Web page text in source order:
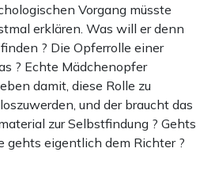
Vorgang müsste
erklären. Was will er denn
? Die Opferrolle einer
? Echte Mädchenopfer
damit, diese Rolle zu
und der braucht das
zur Selbstfindung ? Gehts
gehts eigentlich dem Richter ?